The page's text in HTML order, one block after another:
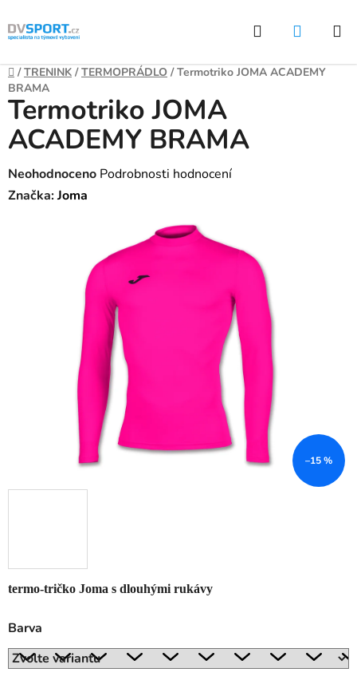
Přejít
na
Hledat
Domů
/ TRENINK / TERMOPRÁDLO / Termotriko JOMA ACADEMY
BRAMA
termo-tričko Joma s dlouhými rukávy
Barva
Termotriko JOMA
ACADEMY BRAMA
Průměrné
hodnocení
Neohodnoceno Podrobnosti hodnocení
Značka:Joma
–15 %